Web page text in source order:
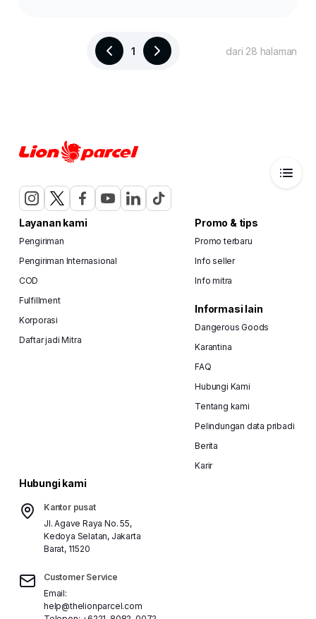
1 dari 28 halaman
Layanan kami
Pengiriman
Pengiriman Internasional
COD
Fulfillment
Korporasi
Daftar jadi Mitra
Promo & tips
Promo terbaru
Info seller
Info mitra
Informasi lain
Dangerous Goods
Karantina
FAQ
Hubungi Kami
Tentang kami
Pelindungan data pribadi
Berita
Karir
Hubungi kami
Kantor pusat
Jl. Agave Raya No. 55,
Kedoya Selatan, Jakarta
Barat, 11520
Customer Service
Email:
help@thelionparcel.com